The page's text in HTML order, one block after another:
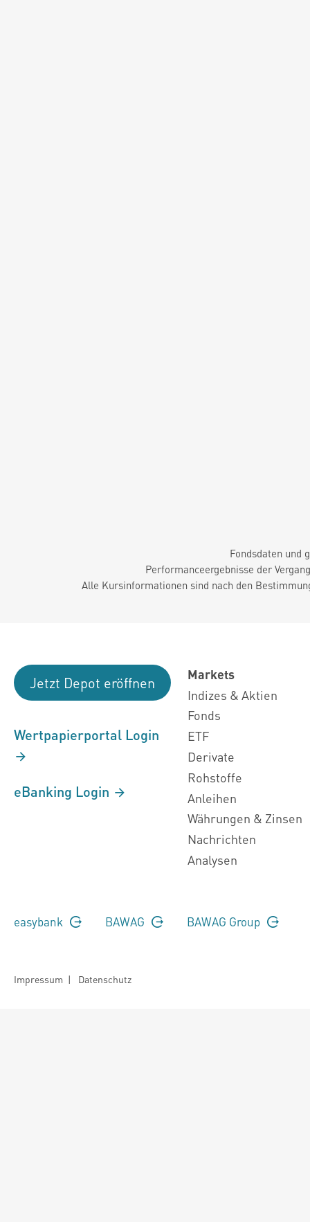
Fondsdaten und
Performanceergebnisse der
Alle Kursinformationen sind nach den
Jetzt Depot eröffnen
Wertpapierportal Login
eBanking Login
Markets
Indizes & Aktien
Fonds
ETF
Derivate
Rohstoffe
Anleihen
Währungen & Zinsen
Nachrichten
Analysen
easybank BAWAG BAWAG Group
Impressum | Datenschutz